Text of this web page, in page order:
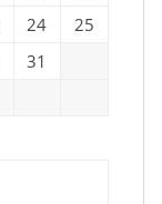
24
25
31